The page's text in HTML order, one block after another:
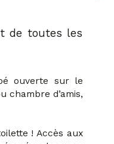
de toutes les
ouverte sur le
chambre d’amis,
! Accès aux